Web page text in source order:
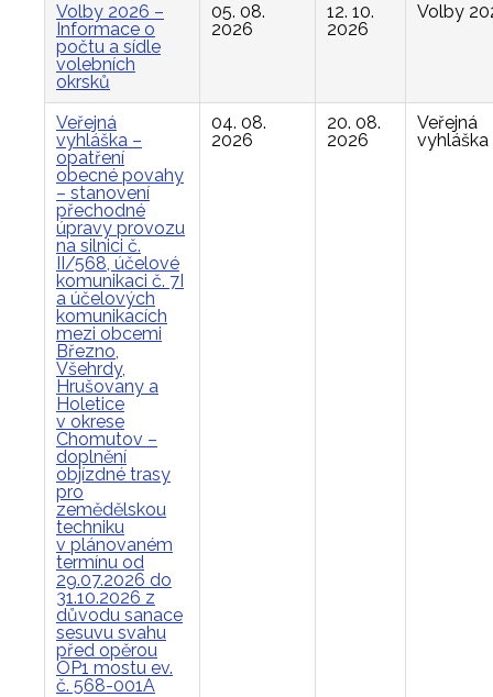
Volby 2026 –
Informace o
počtu a sídle
volebních
okrsků
05. 08.
2026
12. 10.
2026
Volby
Veřejná
vyhláška –
opatření
obecné povahy
– stanovení
přechodné
úpravy provozu
na silnici č.
II/568, účelové
komunikaci č. 7I
a účelových
komunikacích
mezi obcemi
Březno,
Všehrdy,
Hrušovany a
Holetice
v okrese
Chomutov –
doplnění
objízdné trasy
pro
zemědělskou
techniku
v plánovaném
termínu od
29.07.2026 do
31.10.2026 z
důvodu sanace
sesuvu svahu
před opěrou
OP1 mostu ev.
č. 568-001A
04. 08.
2026
20. 08.
2026
Veřejná
vyhláška